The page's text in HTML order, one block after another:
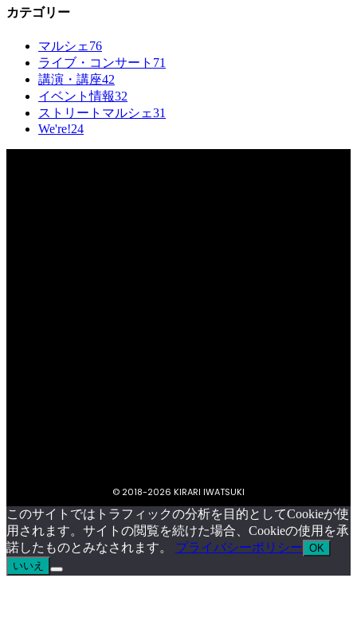
カテゴリー
マルシェ 76
ライブ・コンサート 71
講演・講座42
イベント情報32
ストリートマルシェ31
We're!24
© 2018-2026 KIRARI IWATSUKI
このサイトではトラフィックの分析を目的としてCookieが使
用されます。サイトの閲覧を続けた場合、Cookieの使用を承
諾したものとみなされます。 プライバシーポリシー OK
いいえ